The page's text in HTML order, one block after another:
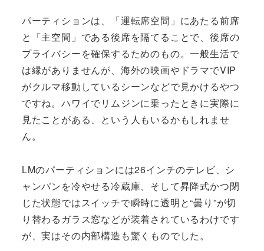
パーティションは、「運転席空間」にあたる前席
と「主空間」である後席を隔てることで、後席の
プライバシーを確保するためのもの。一般生活で
は縁がありませんが、海外の映画やドラマでVIP
がクルマ移動しているシーンなどで見かけるやつ
ですね。ハワイでリムジンに乗ったときに実際に
見たことがある、という人もいるかもしれませ
ん。
LMのパーティションには26インチのテレビ、シ
ャンパンを冷やせる冷蔵庫、そして昇降式かつ閉
じた状態ではスイッチで瞬時に透明と“曇り”が切
り替わるガラス窓などが装着されているわけです
が、実はその内部構造も驚くものでした。